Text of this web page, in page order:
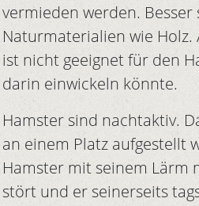
vermieden werden. Besser
Naturmaterialien wie
ist nicht geeignet für den
darin einwickeln könnte.
Hamster sind nachtaktiv.
an einem Platz aufgestellt
Hamster mit seinem Lärm
stört und er seinerseits